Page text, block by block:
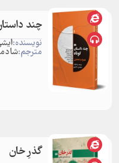
چند
نویسنده:
مترجم:
گذرِ خان